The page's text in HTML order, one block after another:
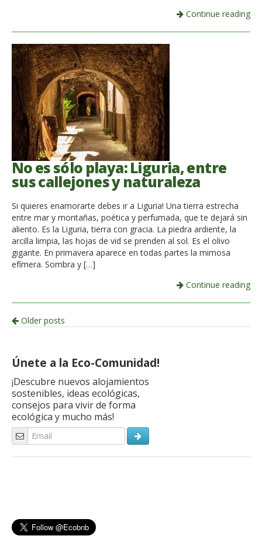
Continue reading
No es sólo playa: Liguria, entre
sus callejones y naturaleza
Si quieres enamorarte debes ir a Liguria! Una tierra estrecha
entre mar y montañas, poética y perfumada, que te dejará sin
aliento. Es la Liguria, tierra con gracia. La piedra ardiente, la
arcilla limpia, las hojas de vid se prenden al sol. Es el olivo
gigante. En primavera aparece en todas partes la mimosa
efímera. Sombra y […]
Continue reading
Post
Older posts
Únete a la Eco-Comunidad!
¡Descubre nuevos alojamientos
sostenibles, ideas ecológicas,
consejos para vivir de forma
ecológica y mucho más!